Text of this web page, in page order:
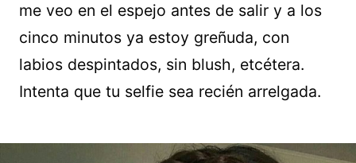
me veo en el espejo antes de salir y a los
cinco minutos ya estoy greñuda, con
labios despintados, sin blush, etcétera.
Intenta que tu selfie sea recién arrelgada.